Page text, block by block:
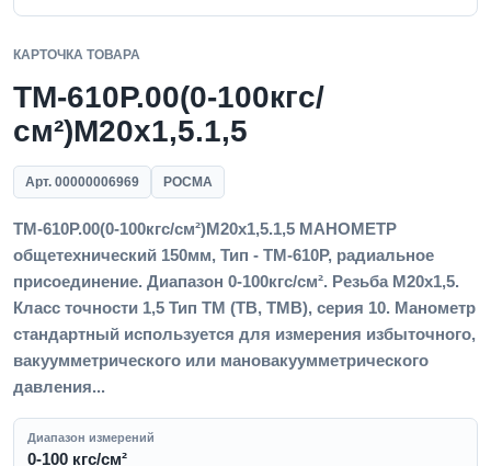
КАРТОЧКА ТОВАРА
ТМ-610Р.00(0-100кгс/
см²)M20x1,5.1,5
Арт. 00000006969 РОСМА
ТМ-610Р.00(0-100кгс/см²)M20x1,5.1,5 МАНОМЕТР
общетехнический 150мм, Тип - ТМ-610Р, радиальное
присоединение. Диапазон 0-100кгс/см². Резьба M20x1,5.
Класс точности 1,5 Тип ТМ (ТВ, ТМВ), серия 10. Манометр
стандартный используется для измерения избыточного,
вакуумметрического или мановакуумметрического
давления...
Диапазон измерений
0-100 кгс/см²